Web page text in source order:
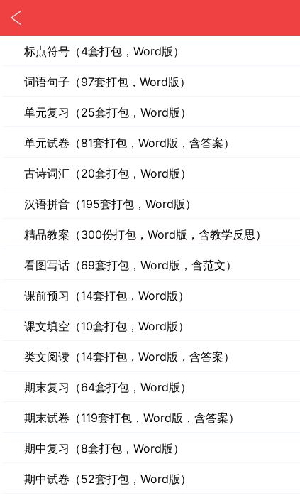
标点符号（4套打包，Word版）
词语句子（97套打包，Word版）
单元复习（25套打包，Word版）
单元试卷（81套打包，Word版，含答案）
古诗词汇（20套打包，Word版）
汉语拼音（195套打包，Word版）
精品教案（300份打包，Word版，含教学反思）
看图写话（69套打包，Word版，含范文）
课前预习（14套打包，Word版）
课文填空（10套打包，Word版）
类文阅读（14套打包，Word版，含答案）
期末复习（64套打包，Word版）
期末试卷（119套打包，Word版，含答案）
期中复习（8套打包，Word版）
期中试卷（52套打包，Word版）